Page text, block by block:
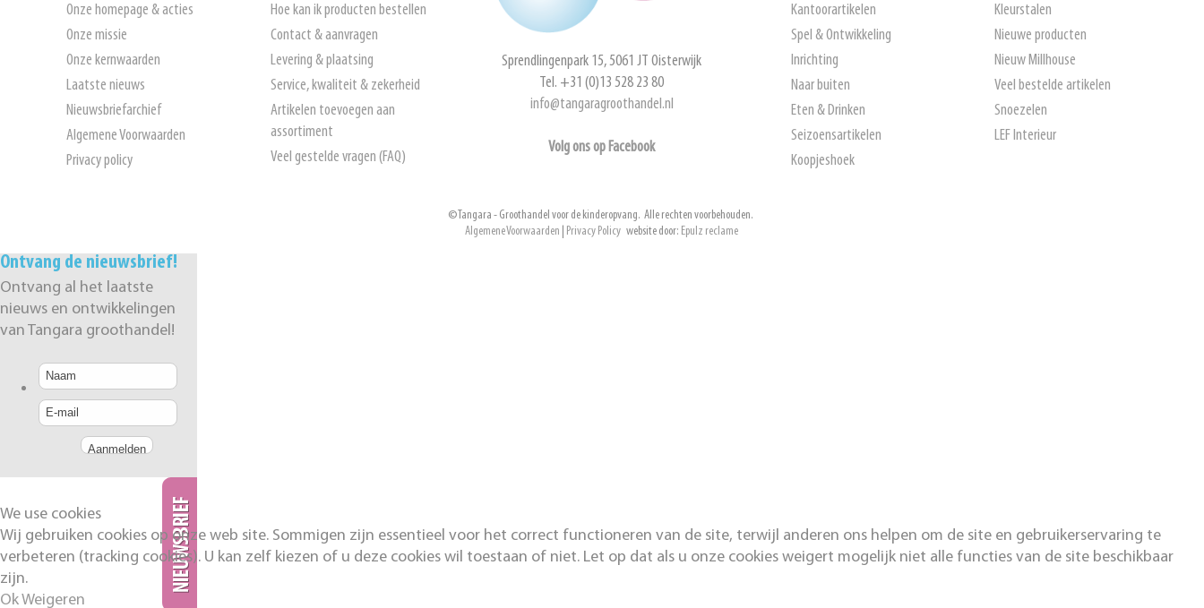
Onze homepage & acties
Onze missie
Onze kernwaarden
Laatste nieuws
Nieuwsbriefarchief
Algemene Voorwaarden
Privacy policy
Hoe kan ik producten bestellen
Contact & aanvragen
Levering & plaatsing
Service, kwaliteit & zekerheid
Artikelen toevoegen aan
assortiment
Veel gestelde vragen (FAQ)
Sprendlingenpark 15, 5061 JT Oisterwijk
Tel. +31 (0)13 528 23 80
info@tangaragroothandel.nl
Volg ons op Facebook
Kantoorartikelen
Spel & Ontwikkeling
Inrichting
Naar buiten
Eten & Drinken
Seizoensartikelen
Koopjeshoek
Kleurstalen
Nieuwe producten
Nieuw Millhouse
Veel bestelde artikelen
Snoezelen
LEF Interieur
© Tangara - Groothandel voor de kinderopvang. Alle rechten voorbehouden.
Algemene Voorwaarden
Privacy Policy website door: Epulz reclame
Ontvang de nieuwsbrief!
Ontvang al het laatste
nieuws en ontwikkelingen
van Tangara groothandel!
We use cookies
Wij gebruiken cookies op onze web site. Sommigen zijn essentieel voor het correct functioneren van de site, terwijl anderen ons helpen om de site en gebruikerservaring te
verbeteren (tracking cookies). U kan zelf kiezen of u deze cookies wil toestaan of niet. Let op dat als u onze cookies weigert mogelijk niet alle functies van de site beschikbaar
zijn.
OkWeigeren